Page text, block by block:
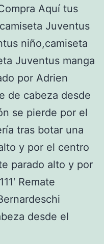
Aquí tus
Juventus
niño,camiseta
Juventus manga
por Adrien
de cabeza desde
se pierde por el
tras botar una
y por el centro
parado alto y por
Remate
desde el